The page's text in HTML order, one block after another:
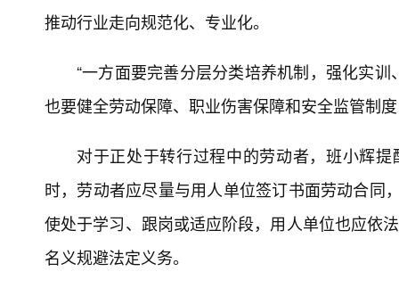
推动行业走向规范化、专业化。
“一方面要完善分层分类培养机制，强化实
也要健全劳动保障、职业伤害保障和安全监管制
对于正处于转行过程中的劳动者，班小辉
时，劳动者应尽量与用人单位签订书面劳动合同
使处于学习、跟岗或适应阶段，用人单位也应依
名义规避法定义务。